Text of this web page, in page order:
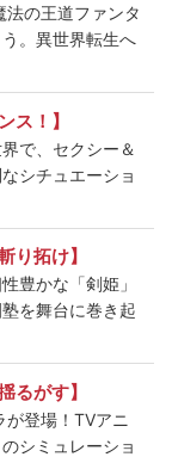
の王道ファンタ
。異世界転生へ
ス！】
で、セクシー＆
シチュエーショ
り拓け】
豊かな「剣姫」
を舞台に巻き起
るがす】
登場！TVアニ
シミュレーショ